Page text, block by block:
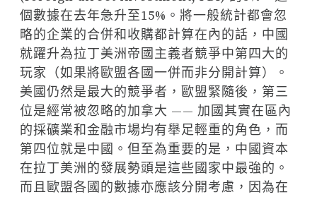
個數據在去年急升至15%。將一般統計都會忽
略的企業的合併和收購都計算在內的話，中國
就躍升為拉丁美洲帝國主義者競爭中第四大的
玩家（如果將歐盟各國一併而非分開計算）。
美國仍然是最大的競爭者，歐盟緊隨後，第三
位是經常被忽略的加拿大 —— 加國其實在區內
的採礦業和金融市場均有舉足輕重的角色，而
第四位就是中國。但至為重要的是，中國資本
在拉丁美洲的發展勢頭是這些國家中最強的。
而且歐盟各國的數據亦應該分開考慮，因為在